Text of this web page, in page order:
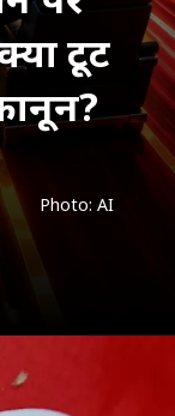
टूट
Photo: AI